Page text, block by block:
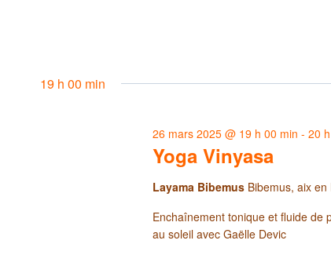
19 h 00 min
Yoga Vinyasa
26 mars 2025 @ 19 h 00 min -20
Layama Bibemus Bibemus, aix
Enchaînement tonique et fluide de
au soleil avec Gaëlle Devic